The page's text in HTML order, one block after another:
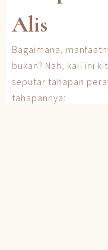
Alis
Bagaimana,
bukan? Nah, kali ini
seputar tahapan
tahapannya: